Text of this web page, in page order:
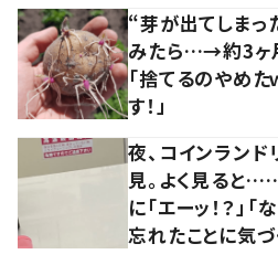
“芽が出てしまっ
みたら…→約3ヶ
「捨てるのやめた
す！」
夜、コインラン
見。よく見ると
に「エーッ！？」「
忘れたことに気づ